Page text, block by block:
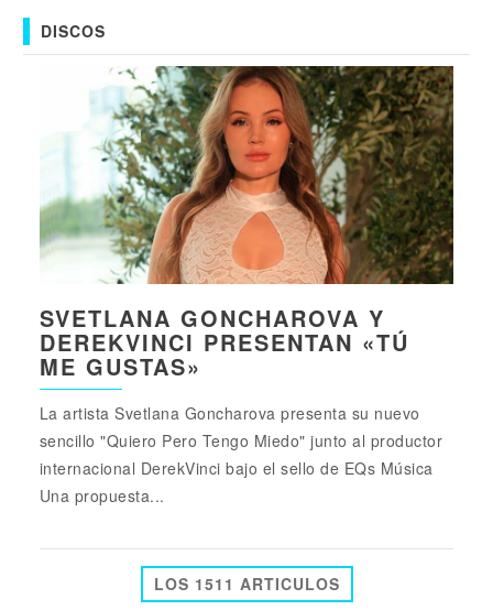
DISCOS
SVETLANA GONCHAROVA Y
DEREKVINCI PRESENTAN «TÚ
ME GUSTAS»
La artista Svetlana Goncharova presenta su nuevo
sencillo "Quiero Pero Tengo Miedo" junto al productor
internacional DerekVinci bajo el sello de EQs Música
Una propuesta...
LOS 1511 ARTICULOS